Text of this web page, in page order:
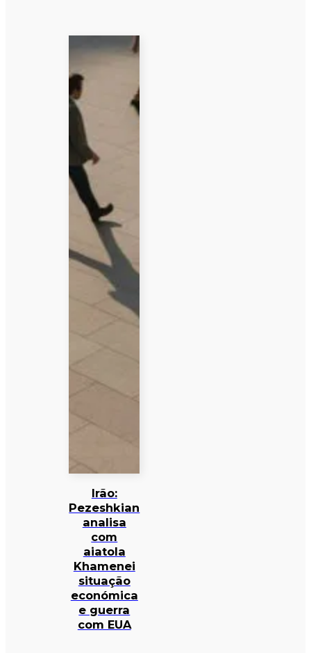
Irão:
Pezeshkian
analisa
com
aiatola
Khamenei
situação
económica
e guerra
com EUA